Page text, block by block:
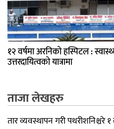
१२ वर्षमा अरनिको हस्पिटल :
उत्तरदायित्वको यात्रामा
ताजा लेखहरु
तार व्यवस्थापन गरी पथरीशनिश्चरे